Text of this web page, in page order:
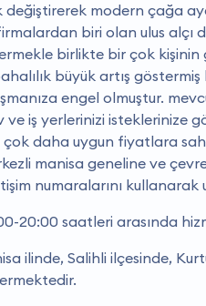
modern çağa
biri olan ulus alçı
birlikte bir çok kişinin
büyük artış
engel olmuştur.
ve iş yerlerinizi isteklerinize
çok daha uygun fiyatlara
manisa geneline ve
numaralarını kullanarak
20:00 saatleri arasında
ilinde, Salihli ilçesinde,